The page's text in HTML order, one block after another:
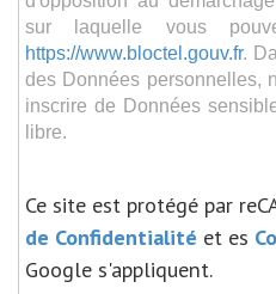
sur laquelle vous
https://www.bloctel.gouv.fr.
des Données personnelles,
inscrire de Données
libre.
Ce site est protégé par
de Confidentialité et es
Google s'appliquent.